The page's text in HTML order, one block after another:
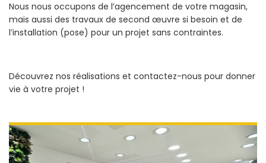
Nous nous occupons de l’agencement de votre magasin,
mais aussi des travaux de second œuvre si besoin et de
l’installation (pose) pour un projet sans contraintes.
Découvrez nos réalisations et contactez-nous pour donner
vie à votre projet !